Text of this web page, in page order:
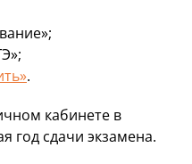
.
кабинете в
год сдачи экзамена.